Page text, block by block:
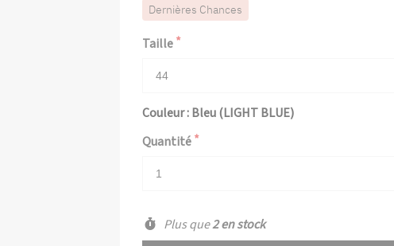
Dernières Chances
Taille
Couleur : Bleu (LIGHT BLUE)
Quantité
Plus que2 en stock